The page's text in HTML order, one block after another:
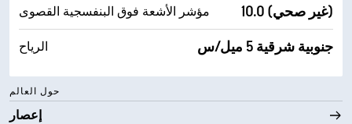
مؤشر الأشعة فوق البنفسجية القصوى 10.0 (غير صحي)
الرياح جنوبية شرقية 5 ميل/س
حول العالم
إعصار